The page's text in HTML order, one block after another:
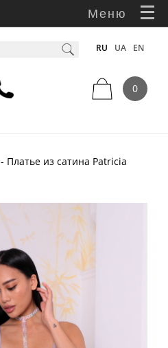
Меню
RU UA EN
0
- Платье из сатина Patricia